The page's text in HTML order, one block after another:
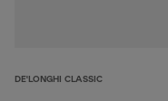
DE'LONGHI CLASSIC